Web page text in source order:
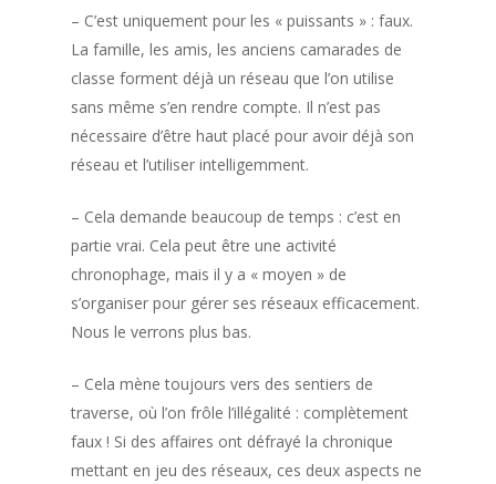
– C’est uniquement pour les « puissants » : faux.
La famille, les amis, les anciens camarades de
classe forment déjà un réseau que l’on utilise
sans même s’en rendre compte. Il n’est pas
nécessaire d’être haut placé pour avoir déjà son
réseau et l’utiliser intelligemment.
– Cela demande beaucoup de temps : c’est en
partie vrai. Cela peut être une activité
chronophage, mais il y a « moyen » de
s’organiser pour gérer ses réseaux efficacement.
Nous le verrons plus bas.
– Cela mène toujours vers des sentiers de
traverse, où l’on frôle l’illégalité : complètement
faux ! Si des affaires ont défrayé la chronique
mettant en jeu des réseaux, ces deux aspects ne